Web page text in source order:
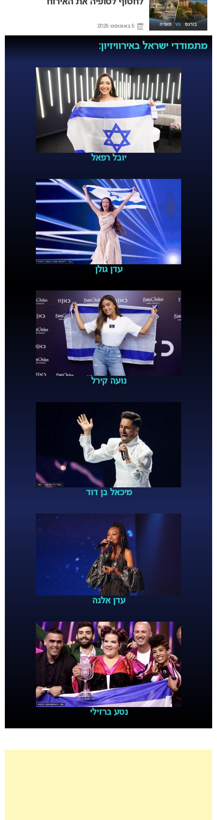
לחטוף לסופיה את האירוח
6 באוגוסט 2026
מתמודדי ישראל באירוויזיון:
יובל רפאל
עדן גולן
נועה קירל
מיכאל בן דוד
עדן אלנה
נטע ברזילי